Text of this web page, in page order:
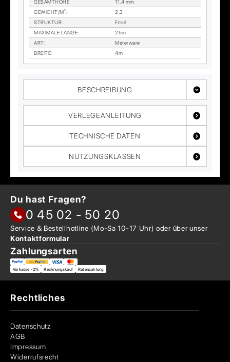
GE­SAMT­HÖ­HE:
11,4 mm
GE­WICHT/M²:
2,3
STRUK­TUR:
Fri­sé
MA­XI­MA­LE LÄN­GE:
25m
ART:
Me­ter­wa­re
BREI­TE: 4m
BESCHREIBUNG
VERLEGEANLEITUNG
TECHNISCHE DATEN
NUTZUNGSKLASSEN
Du hast Fragen?
0 45 02 - 50 20
Service & Bestellhotline (Mo-Sa 10-17 Uhr) oder überunser
Kontaktformular
Zahlungsarten
Vorkasse -2% Rechnungskauf Ratenzahlung
Rechtliches
Datenschutz
AGB
Impressum
Widerrufsrecht